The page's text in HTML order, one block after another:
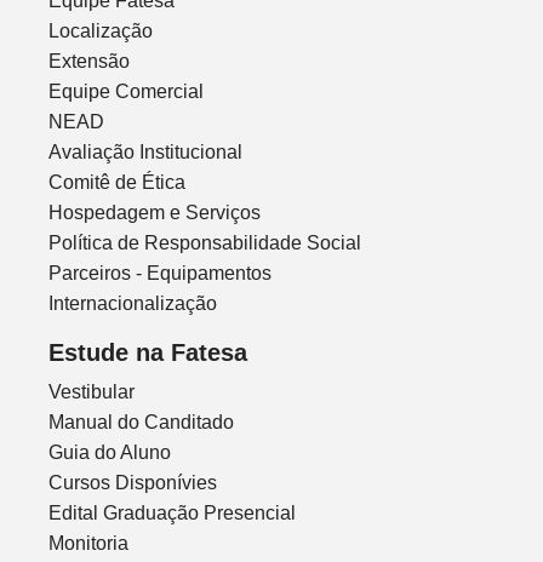
Localização
Extensão
Equipe Comercial
NEAD
Avaliação Institucional
Comitê de Ética
Hospedagem e Serviços
Política de Responsabilidade Social
Parceiros - Equipamentos
Internacionalização
Estude na Fatesa
Vestibular
Manual do Canditado
Guia do Aluno
Cursos Disponívies
Edital Graduação Presencial
Monitoria